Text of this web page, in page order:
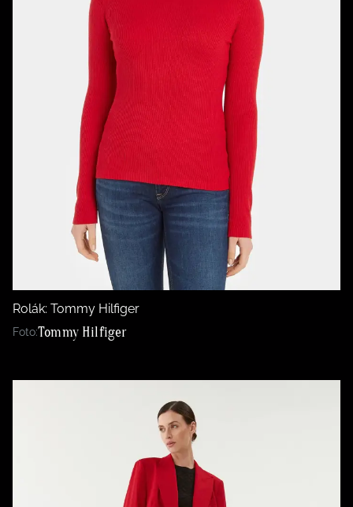
Rolák: Tommy Hilfiger
Foto:Tommy Hilfiger